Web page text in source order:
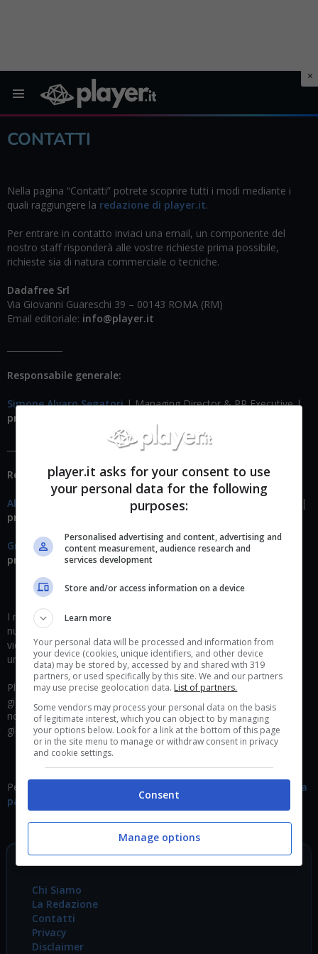
CONTATTI
Nella pagina “Contatti” potrete scoprire tutti i modi mediante i
quali raggiungere la redazione di player.it.
Per entrare in contatto inviaci una email, un componente del
nostro staff risponderà alle vostre richieste prima possibile,
richieste sia di natura commerciale o tecniche.
Dadafree Srl
Via Giovanni Guareschi 39 – 00143 ROMA (RM)
Email editoriale: info@player.it
Responsabile generale:
Simone Alvaro Segatori| Managing Director & PR Executive |
press@player.it
Responsabili sezione:
Alessandro Colantonio
| Editorial Coordinator & PR Specialist |
press@player.it
Graziano Salini| Editor in Chief & SEO Specialist |
press@player.it
I nostri contenuti sono sempre attuali e aggiornati da uno staff
nutrito e sempre motivato dalla grande passione per il mondo
videoludico e dell’intrattenimento, in modo da regalare all’utente
un’esperienza unica e mai banale.
Player.it è un punto di riferimento italiano per il gioco di ruolo, i
giochi da tavolo e i videogiochi, unendo sotto un unico tetto
notizie e contenuti originali riguardanti sia la realtà analogica del
gioco che quella digitale.
Per sapere di più sul nostro codice deontologico
visitate questa
pagina
SCOPRI DI PIÙ
Chi Siamo
La Redazione
Contatti
Privacy
Disclaimer
player.it asks for your consent to use
your personal data for the following
purposes:
Personalised advertising and content, advertising and
content measurement, audience research and
services development
Store and/or access information on a device
Learn more
Your personal data will be processed and information from
your device (cookies, unique identifiers, and other device
data) may be stored by, accessed by and shared with 319
partners, or used specifically by this site. We and our partners
may use precise geolocation data. List of partners.
Some vendors may process your personal data on the basis
of legitimate interest, which you can object to by managing
your options below. Look for a link at the bottom of this page
or in the site menu to manage or withdraw consent in privacy
and cookie settings.
Consent
Manage options